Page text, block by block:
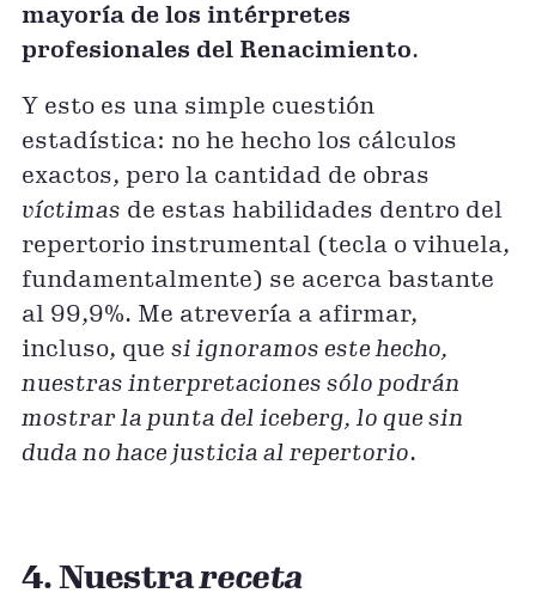
mayoría de los intérpretes
profesionales del Renacimiento.
Y esto es una simple cuestión
estadística: no he hecho los cálculos
exactos, pero la cantidad de obras
víctimas de estas habilidades dentro del
repertorio instrumental (tecla o vihuela,
fundamentalmente) se acerca bastante
al 99,9%. Me atrevería a afirmar,
incluso, que si ignoramos este hecho,
nuestras interpretaciones sólo podrán
mostrar la punta del iceberg, lo que sin
duda no hace justicia al repertorio.
4. Nuestrareceta